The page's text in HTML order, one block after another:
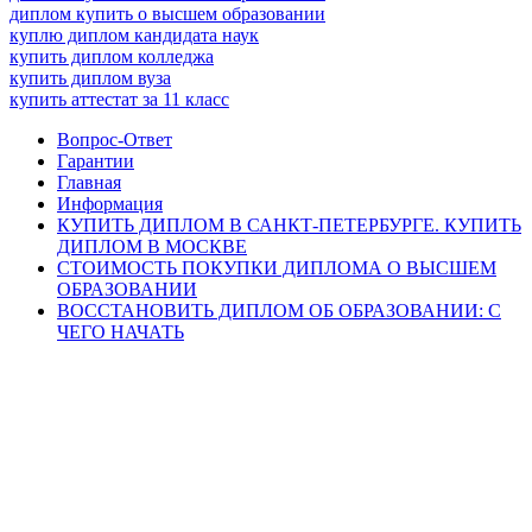
диплом купить о высшем образовании
куплю диплом кандидата наук
купить диплом колледжа
купить диплом вуза
купить аттестат за 11 класс
Вопрос-Ответ
Гарантии
Главная
Информация
КУПИТЬ ДИПЛОМ В САНКТ-ПЕТЕРБУРГЕ. КУПИТЬ
ДИПЛОМ В МОСКВЕ
СТОИМОСТЬ ПОКУПКИ ДИПЛОМА О ВЫСШЕМ
ОБРАЗОВАНИИ
ВОССТАНОВИТЬ ДИПЛОМ ОБ ОБРАЗОВАНИИ: С
ЧЕГО НАЧАТЬ